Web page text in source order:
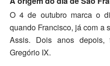
O 4 de outubro marca o
quando Francisco, já com a
Assis. Dois anos depois,
Gregório IX.